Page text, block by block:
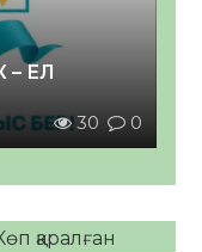
ЕЛ
30 0
қаралған